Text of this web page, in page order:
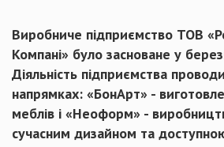
Виробниче підприємство ТОВ
Компані» було засноване у
Діяльність підприємства
напрямках: «БонАрт» -
меблів і «Неоформ» -
сучасним дизайном та